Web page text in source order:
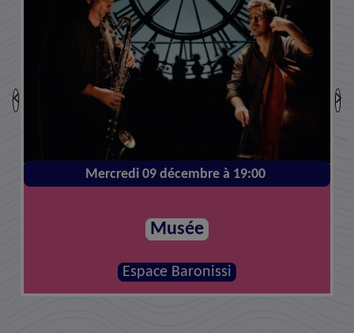
Mercredi 09 décembre à 19:00
Musée
Espace Baronissi